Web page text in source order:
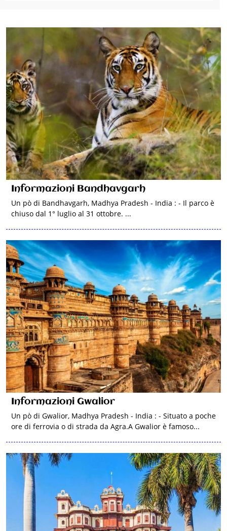
Informazioni Bandhavgarh
Un pò di Bandhavgarh, Madhya Pradesh - India : - Il parco è
chiuso dal 1° luglio al 31 ottobre. ...
Informazioni Gwalior
Un pò di Gwalior, Madhya Pradesh - India : - Situato a poche
ore di ferrovia o di strada da Agra.A Gwalior è famoso...